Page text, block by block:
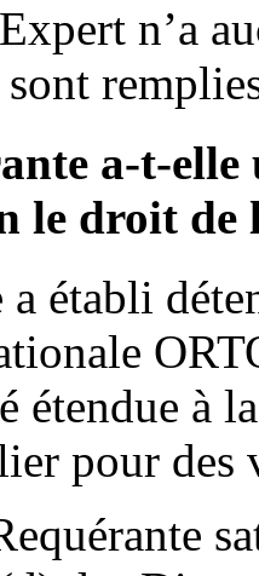
n’a
a-t-
le droit de
a établi
étendue à
pour des